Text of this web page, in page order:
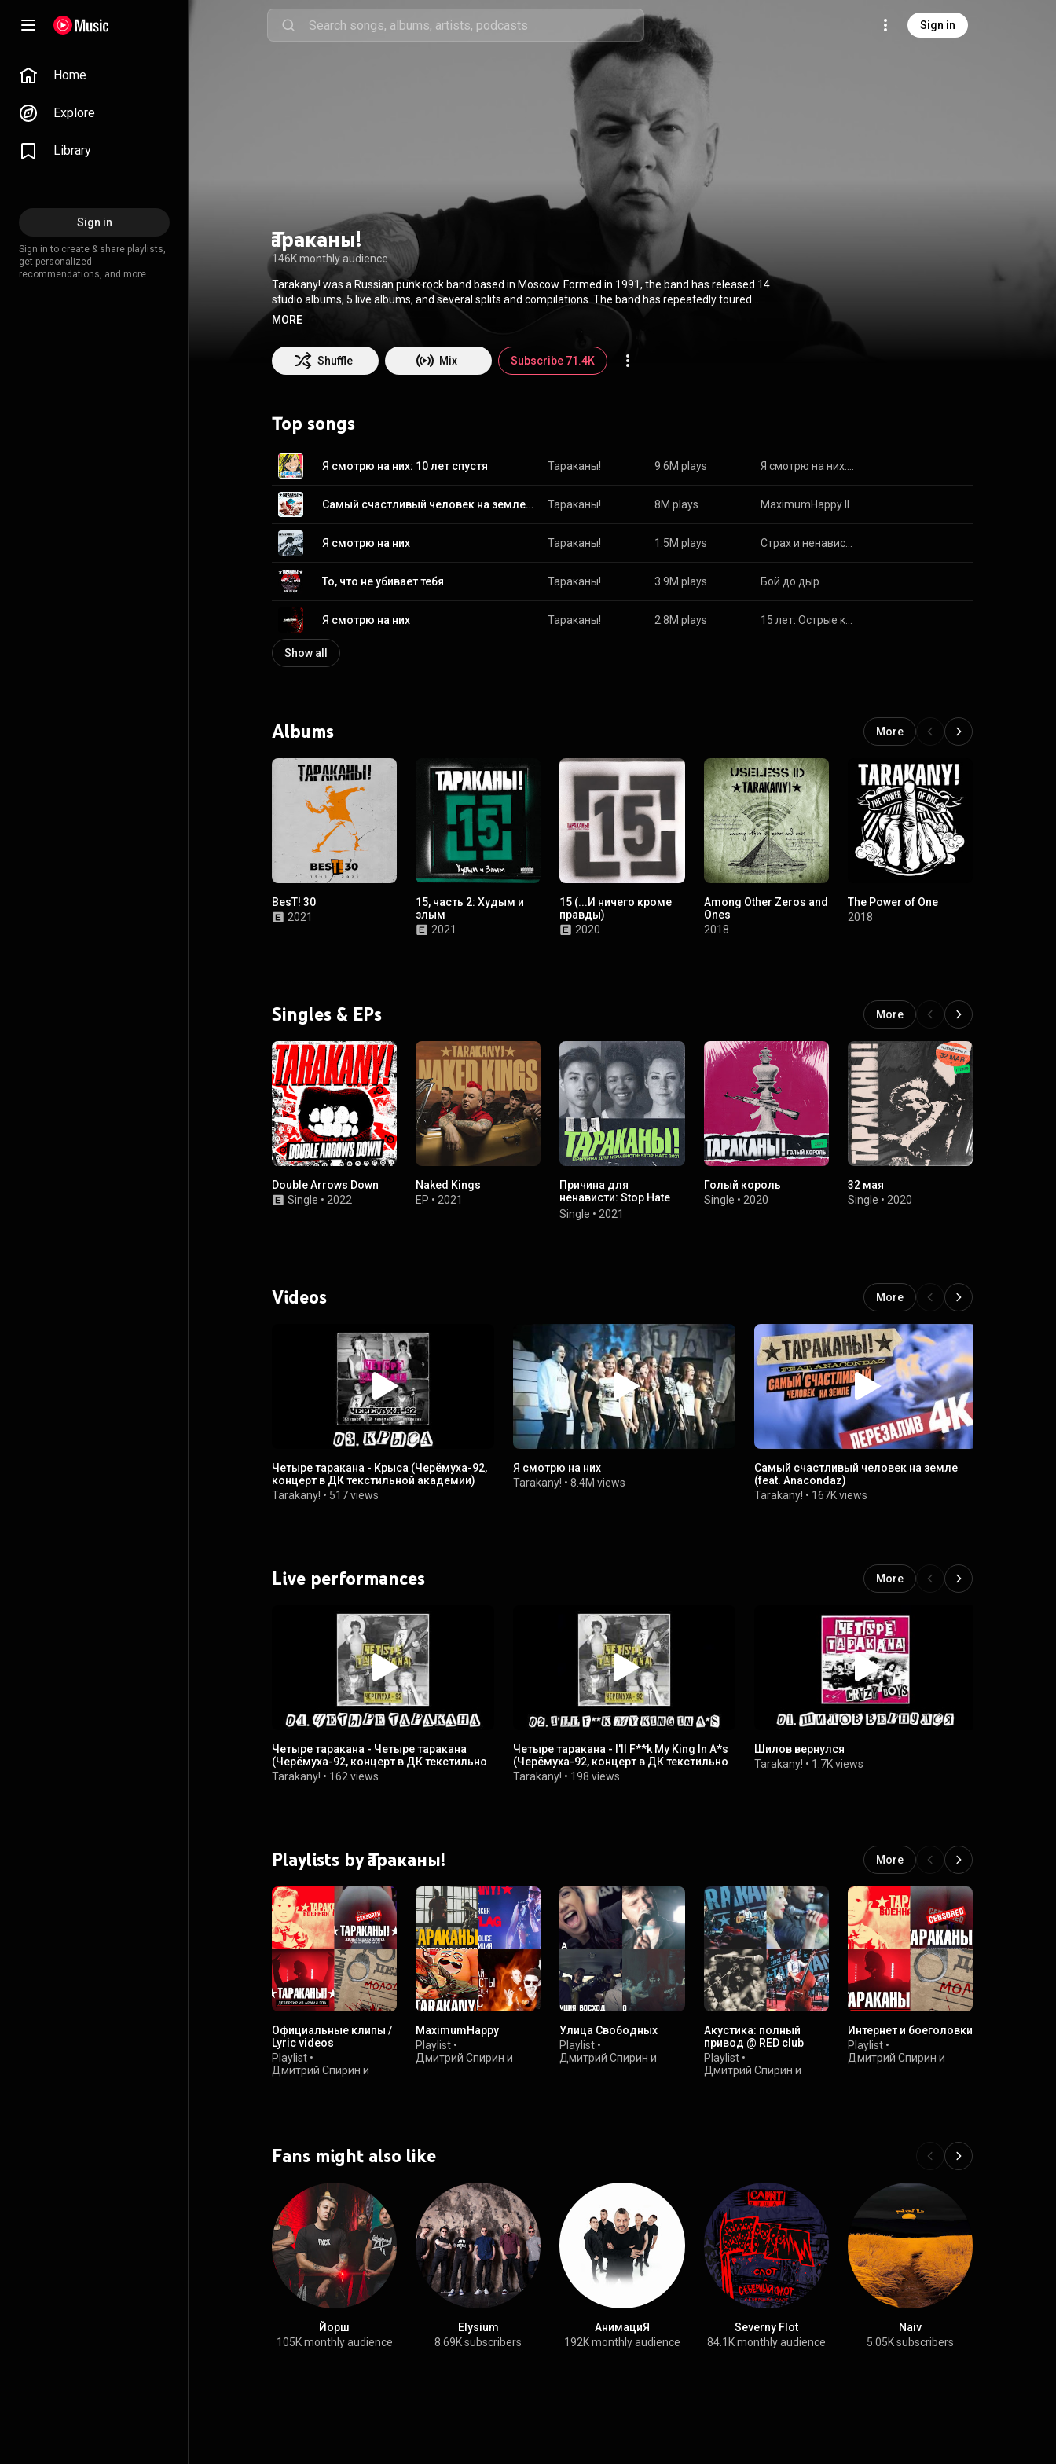
Sign in
Home
Explore
Library
Sign in
Sign in to create & share playlists,
get personalized
recommendations, and more.
Тараканы!
146K monthly audience
Tarakany! was a Russian punk rock band based in Moscow. Formed in 1991, the band has released 14
studio albums, 5 live albums, and several splits and compilations. The band has repeatedly toured
Russia and other CIS countries, as well as Europe, Japan, Israel, Georgia, and Kazakhstan. Tarakany! is
one of the few Russian rock bands to create original music in both Russian and English. From
Wikipedia (https://en.wikipedia.org/wiki/Tarakany!) under Creative Commons Attribution CC-BY-SA
3.0 (
http://creativecommons.org/licenses/b... )
MORE
Shuffle Mix Subscribe 71.4K
Top songs
Я смотрю на них: 10 лет спустя Тараканы! 9.6M plays
Самый счастливый человек на земле (feat. Anacondaz) Тараканы! 8M plays MaximumHappy II
Я смотрю на них Тараканы! 1.5M plays
То, что не убивает тебя Тараканы! 3.9M plays Бой до дыр
Я смотрю на них Тараканы! 2.8M plays
Show all
Albums More
BesТ! 30
2021
15, часть 2: Худым и
злым
2021
15 (...И ничего кроме
правды)
2020
Among Other Zeros and
Ones
2018
The Power of One
2018
Singles & EPs More
Double Arrows Down
Single • 2022
Naked Kings
EP • 2021
Причина для
ненависти: Stop Hate
2021
Single • 2021
Голый король
Single • 2020
32 мая
Single • 2020
Videos More
Четыре таракана - Крыса (Черёмуха-92,
концерт в ДК текстильной академии)
Tarakany! • 517 views
Я смотрю на них
Tarakany! •8.4M views
Самый счастливый человек на земле
(feat. Anacondaz)
Tarakany! • 167K views
Live performances More
Четыре таракана - Четыре таракана
(Черёмуха-92, концерт в ДК текстильной
академии)
Tarakany! • 162 views
Четыре таракана - I'll F**k My King In A*s
(Черёмуха-92, концерт в ДК текстильной
академии)
Tarakany! • 198 views
Шилов вернулся
Tarakany! • 1.7K views
Playlists by Тараканы! More
Официальные клипы /
Lyric videos
Playlist •
Дмитрий Спирин и
MaximumHappy
Playlist •
Дмитрий Спирин и
Улица Свободных
Playlist •
Дмитрий Спирин и
Акустика: полный
привод @ RED club
Playlist•
Дмитрий Спирин и
Интернет и боеголовки
Playlist•
Дмитрий Спирин и
Fans might also like
Йорш
105K monthly audience
Elysium
8.69K subscribers
АнимациЯ
192K monthly audience
Severny Flot
84.1K monthly audience
Naiv
5.05K subscribers